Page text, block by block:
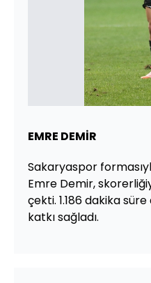
EMRE DEMİR
Sakaryaspor
Emre Demir,
çekti. 1.186 dakika
katkı sağladı.